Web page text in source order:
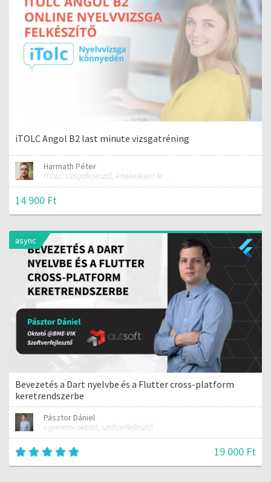
iTOLC Angol B2 last minute vizsgatréning
Harmath Péter
iTOLC vizsgafejlesztő, értékelésért felelős szakmai vezető
14 900 Ft
async
Bevezetés a Dart nyelvbe és a Flutter cross-platform
keretrendszerbe
Pásztor Dániel
egyetemi oktató, szoftverfejlesztő
19 000 Ft